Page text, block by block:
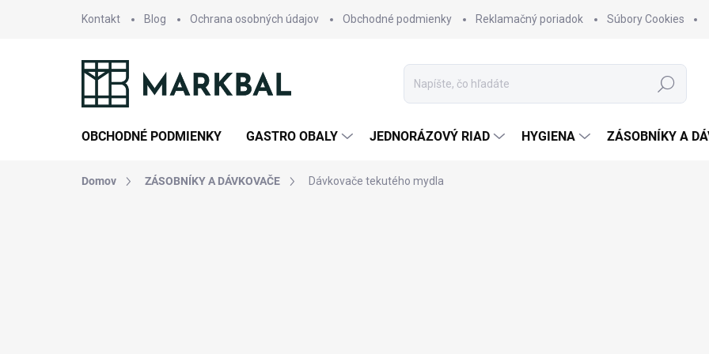
Kontakt Blog Ochrana osobných údajov Obchodné podmienky Reklamačný poriadok Súbory Cookies
Hľadať
OBCHODNÉ PODMIENKY GASTRO OBALY JEDNORÁZOVÝ RIAD HYGIENA ZÁSOBNÍKY A
Domov ZÁSOBNÍKY A DÁVKOVAČE Dávkovače tekutého mydla